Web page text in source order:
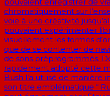
chromatiquement sur
voie à une créativité
pouvaient expérimenter
visuellement les formes
que de se contenter de
de sons préprogrammés.
rapidement adopté cette
Bush l’a utilisé de manière
son titre emblématique “